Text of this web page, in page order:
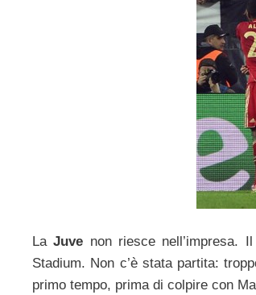
LaJuve non riesce nell’impresa. Il
Stadium. Non c’è stata partita:
primo tempo, prima di colpire con